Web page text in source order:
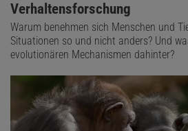
Verhaltensforschung
Warum benehmen sich Menschen und
Situationen so und nicht anders? Und
evolutionären Mechanismen dahinter?